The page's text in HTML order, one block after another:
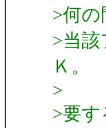
>何
>当
Ｋ。
>
>要